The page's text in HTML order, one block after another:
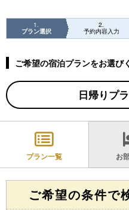
1
プラン選択
2
予約内容入力
ご希望の宿泊プランをお選び
日帰りプ
プラン一覧 お
ご希望の条件で